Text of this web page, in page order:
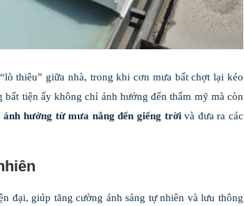
thiêu” giữa nhà, trong khi cơn mưa bất chợt lại kéo
tiện ấy không chỉ ảnh hưởng đến thẩm mỹ mà còn
ảnh hưởng từ mưa nắng đến giếng trờivà đưa ra các
đại, giúp tăng cường ánh sáng tự nhiên và lưu thông